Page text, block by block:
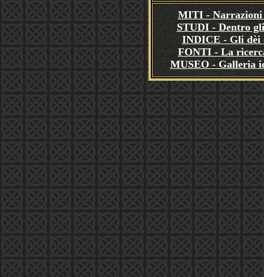
MITI - Narrazioni
STUDI - Dentro
INDICE - Gli dèi
FONTI - La
MUSEO - Galleria